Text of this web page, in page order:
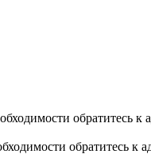
обратитесь к
обратитесь к